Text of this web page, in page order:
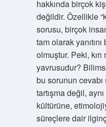
hakkında birçok
değildir. Özellikle
sorusu, birçok
tam olarak
olmuştur. Peki,
yavrusudur?
bu sorunun
tartışma değil,
kültürüne,
süreçlere dair